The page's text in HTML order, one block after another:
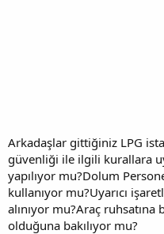
Arkadaşlar gittiğiniz LPG
güvenliği ile ilgili kurallara
yapılıyor mu?Dolum
kullanıyor mu?Uyarıcı
alınıyor mu?Araç ruhsatına
olduğuna bakılıyor mu?